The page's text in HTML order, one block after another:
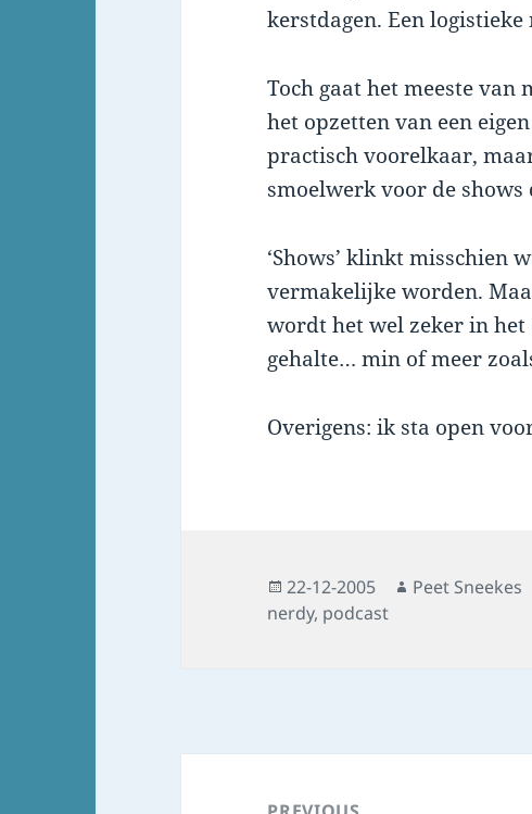
kerstdagen. Een
Toch gaat het meeste van
het opzetten van een
practisch voorelkaar,
smoelwerk voor de shows
‘Shows’ klinkt misschien
vermakelijke worden.
wordt het wel zeker in het
gehalte… min of meer
Overigens: ik sta open
Posted
on
22-12-2005 Author
Peet Sneekes
nerdy, podcast
navigation